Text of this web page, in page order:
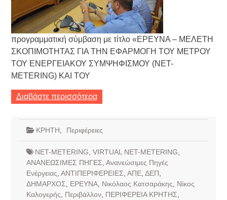
προγραμματική σύμβαση με τίτλο «ΕΡΕΥΝΑ – ΜΕΛΕΤΗ
ΣΚΟΠΙΜΟΤΗΤΑΣ ΓΙΑ ΤΗΝ ΕΦΑΡΜΟΓΗ ΤΟΥ ΜΕΤΡΟΥ
ΤΟΥ ΕΝΕΡΓΕΙΑΚΟΥ ΣΥΜΨΗΦΙΣΜΟΥ (NET-
METERING) ΚΑΙ ΤΟΥ
Διαβάστε περισσότερα
ΚΡΗΤΗ Περιφέρειες
NET-METERING VIRTUAL NET-METERING
ΑΝΑΝΕΩΣΙΜΕΣ ΠΗΓΕΣ Ανανεώσιμες Πηγές
Ενέργειας ΑΝΤΙΠΕΡΙΦΕΡΕΙΕΣ ΑΠΕ, ΔΕΠ
ΔΗΜΑΡΧΟΣ
ΕΡΕΥΝΑ, Νικόλαος Κατσαράκης
Νίκος
Καλογερής
Περιβάλλον, ΠΕΡΙΦΕΡΕΙΑ ΚΡΗΤΗΣ